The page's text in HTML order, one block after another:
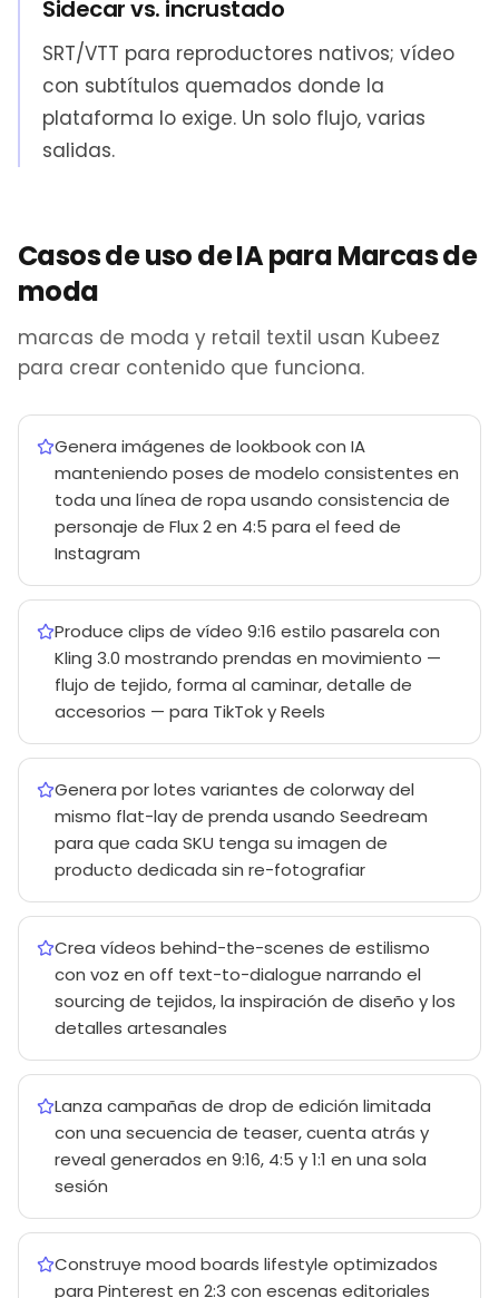
Sidecar vs. incrustado
SRT/VTT para reproductores nativos; vídeo
con subtítulos quemados donde la
plataforma lo exige. Un solo flujo, varias
salidas.
Casos de uso de IA para Marcas de
moda
marcas de moda y retail textil usan Kubeez
para crear contenido que funciona.
Genera imágenes de lookbook con IA
manteniendo poses de modelo consistentes en
toda una línea de ropa usando consistencia de
personaje de Flux 2 en 4:5 para el feed de
Instagram
Produce clips de vídeo 9:16 estilo pasarela con
Kling 3.0 mostrando prendas en movimiento —
flujo de tejido, forma al caminar, detalle de
accesorios — para TikTok y Reels
Genera por lotes variantes de colorway del
mismo flat-lay de prenda usando Seedream
para que cada SKU tenga su imagen de
producto dedicada sin re-fotografiar
Crea vídeos behind-the-scenes de estilismo
con voz en off text-to-dialogue narrando el
sourcing de tejidos, la inspiración de diseño y los
detalles artesanales
Lanza campañas de drop de edición limitada
con una secuencia de teaser, cuenta atrás y
reveal generados en 9:16, 4:5 y 1:1 en una sola
sesión
Construye mood boards lifestyle optimizados
para Pinterest en 2:3 con escenas editoriales